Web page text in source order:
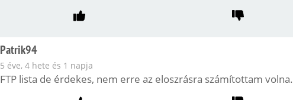
Patrik94
5 éve, 4 hete és 1 napja
FTP lista de érdekes, nem erre az eloszrásra számítottam volna.